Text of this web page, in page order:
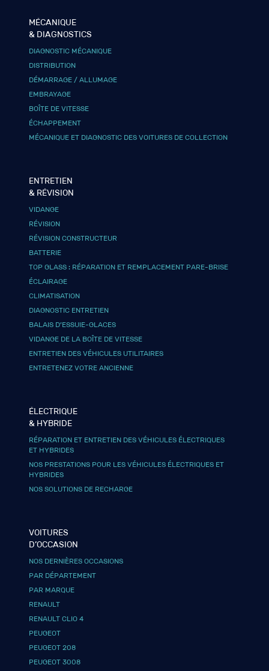
MÉCANIQUE
& DIAGNOSTICS
DIAGNOSTIC MÉCANIQUE
DISTRIBUTION
DÉMARRAGE / ALLUMAGE
EMBRAYAGE
BOÎTE DE VITESSE
ÉCHAPPEMENT
MÉCANIQUE ET DIAGNOSTIC DES VOITURES DE COLLECTION
ENTRETIEN
& RÉVISION
VIDANGE
RÉVISION
RÉVISION CONSTRUCTEUR
BATTERIE
TOP GLASS : RÉPARATION ET REMPLACEMENT PARE-BRISE
ÉCLAIRAGE
CLIMATISATION
DIAGNOSTIC ENTRETIEN
BALAIS D’ESSUIE-GLACES
VIDANGE DE LA BOÎTE DE VITESSE
ENTRETIEN DES VÉHICULES UTILITAIRES
ENTRETENEZ VOTRE ANCIENNE
ÉLECTRIQUE
& HYBRIDE
RÉPARATION ET ENTRETIEN DES VÉHICULES ÉLECTRIQUES
ET HYBRIDES
NOS PRESTATIONS POUR LES VÉHICULES ÉLECTRIQUES ET
HYBRIDES
NOS SOLUTIONS DE RECHARGE
VOITURES
D’OCCASION
NOS DERNIÈRES OCCASIONS
PAR DÉPARTEMENT
PAR MARQUE
RENAULT
RENAULT CLIO 4
PEUGEOT
PEUGEOT 208
PEUGEOT 3008